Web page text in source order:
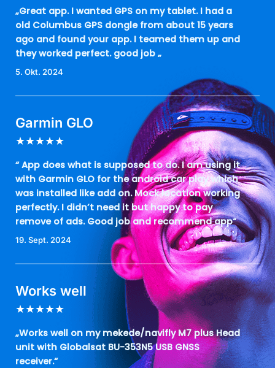
„Great app. I wanted GPS on my tablet. I had a
old Columbus GPS dongle from about 15 years
ago and found your app. I teamed them up and
they worked perfect. good job „
5. Okt. 2024
Garmin GLO
★★★★★
“ App does what is supposed to do. I am using it
with Garmin GLO for the android car play which
was installed like add on. Mock location working
perfectly. I didn’t need it but happy to pay
remove of ads. Good job and recommend app“
19. Sept. 2024
Works well
★★★★★
„Works well on my mekede/navifly M7 plus Head
unit with Globalsat BU-353N5 USB GNSS
receiver.“